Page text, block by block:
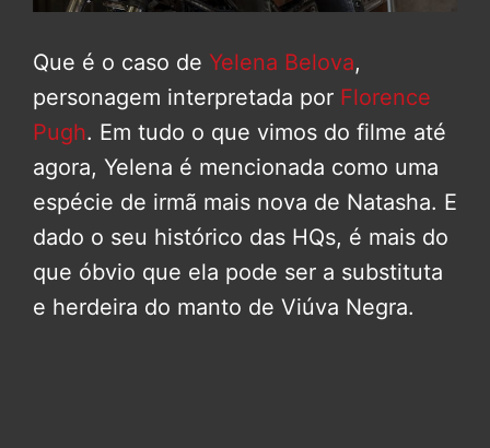
Que é o caso de Yelena Belova,
personagem interpretada por Florence
Pugh. Em tudo o que vimos do filme até
agora, Yelena é mencionada como uma
espécie de irmã mais nova de Natasha. E
dado o seu histórico das HQs, é mais do
que óbvio que ela pode ser a substituta
e herdeira do manto de Viúva Negra.